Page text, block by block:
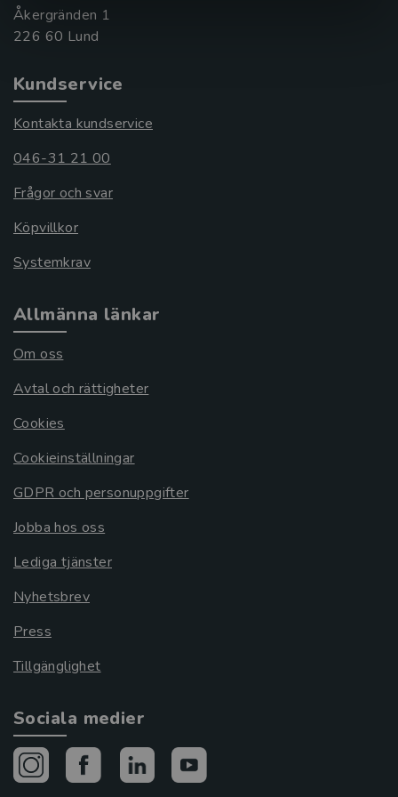
Åkergränden 1
Kundservice
Kontakta kundservice
046-31 21 00
Frågor och svar
Köpvillkor
Systemkrav
Allmänna länkar
Om oss
Avtal och rättigheter
Cookies
Cookieinställningar
GDPR och personuppgifter
Jobba hos oss
Lediga tjänster
Nyhetsbrev
Press
Tillgänglighet
Sociala medier